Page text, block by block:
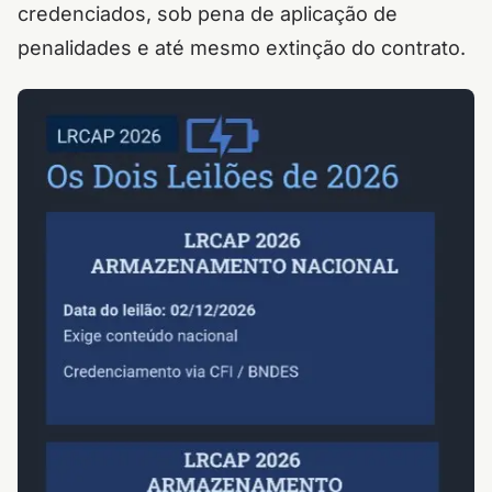
credenciados, sob pena de aplicação de
penalidades e até mesmo extinção do contrato.